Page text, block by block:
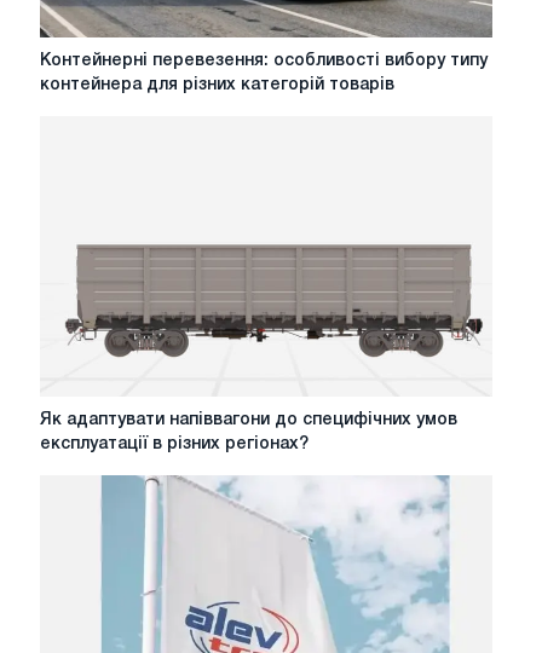
Контейнерні
перевезення:
категорій
товарів
Контейнерні перевезення: особливості вибору типу
контейнера для різних категорій товарів
Як
адаптувати
Як адаптувати напіввагони до специфічних умов
експлуатації в різних регіонах?